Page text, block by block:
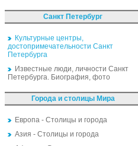
Санкт Петербург
Культурные центры,
достопримечательности Санкт
Петербурга
Известные люди, личности Санкт
Петербурга. Биография, фото
Города и столицы Мира
Европа - Столицы и города
Азия - Столицы и города